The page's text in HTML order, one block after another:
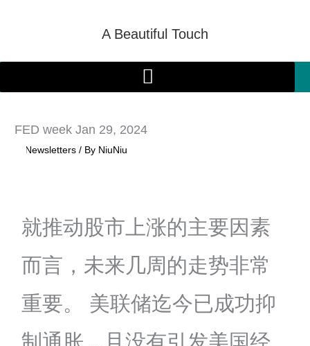
A Beautiful Touch
FED week Jan 29, 2024
Newsletters / By NiuNiu
就推动股市上涨的主要因素
而言，未来几周的走势非常
重要。 美联储迄今已成功抑
制通胀，且没有引发美国经